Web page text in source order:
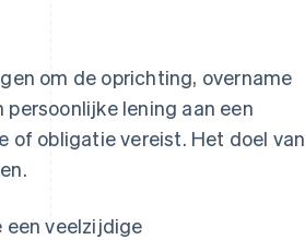
om de oprichting, overname
lening aan een
of obligatie vereist. Het doel van
een veelzijdige